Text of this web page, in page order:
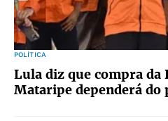
POLÍTICA
Lula diz que compra da
Mataripe dependerá do